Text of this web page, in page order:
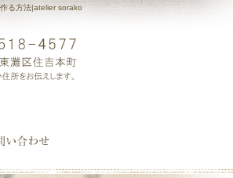
る方法|atelier sorako